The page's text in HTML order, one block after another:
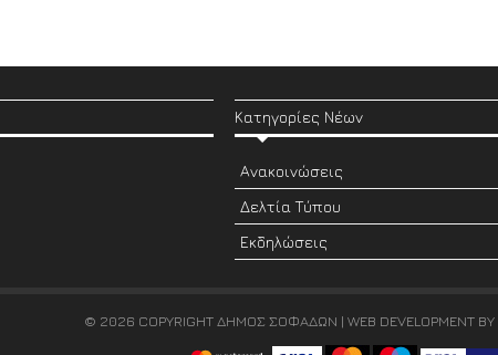
Κατηγορίες Νέων
Ανακοινώσεις
Δελτία Τύπου
Εκδηλώσεις
© 2026 COPYRIGHT ΔΗΜΟΣ ΣΟΦΑΔΩΝ | WEB DEVELOPMENT BY